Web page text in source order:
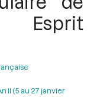
Esprit
II (5 au 27 janvier